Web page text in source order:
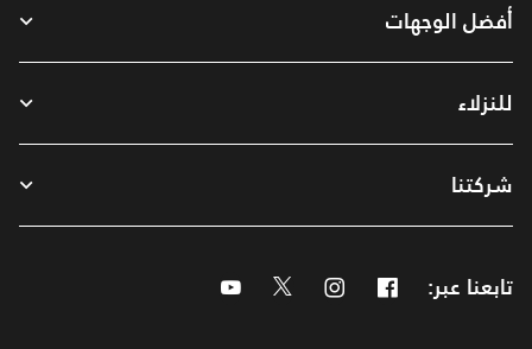
أفضل الوجهات
للنزلاء
شركتنا
تابعنا عبر: Facebook
Instagram
Twitter